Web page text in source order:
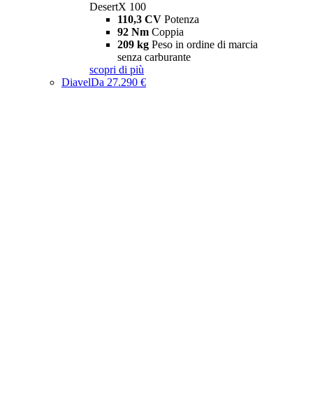
DesertX 100
110,3 CV Potenza
92 Nm Coppia
209 kg Peso in ordine di marcia
senza carburante
scopri di più
DiavelDa 27.290 €